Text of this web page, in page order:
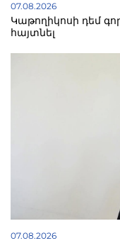
07.08.2026
Կաթողիկոսի դեմ
հայտնել
07.08.2026